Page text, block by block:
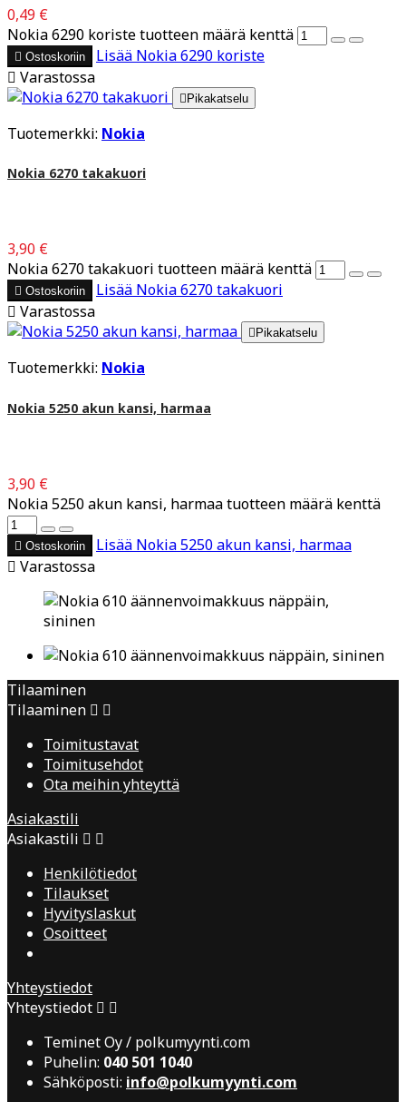
0,49 €
Nokia 6290 koriste tuotteen määrä kenttä
 Ostoskoriin Lisää Nokia 6290 koriste
 Varastossa
Pikakatselu
Tuotemerkki: Nokia
Nokia 6270 takakuori
3,90 €
Nokia 6270 takakuori tuotteen määrä kenttä
 Ostoskoriin Lisää Nokia 6270 takakuori
 Varastossa
 Pikakatselu
Tuotemerkki: Nokia
Nokia 5250 akun kansi, harmaa
3,90 €
Nokia 5250 akun kansi, harmaa tuotteen määrä kenttä
 Ostoskoriin Lisää Nokia 5250 akun kansi, harmaa
 Varastossa
Tilaaminen
Tilaaminen  
Toimitustavat
Toimitusehdot
Ota meihin yhteyttä
Asiakastili
Asiakastili  
Henkilötiedot
Tilaukset
Hyvityslaskut
Osoitteet
Yhteystiedot
Yhteystiedot  
Teminet Oy / polkumyynti.com
Puhelin: 040 501 1040
Sähköposti: info@polkumyynti.com